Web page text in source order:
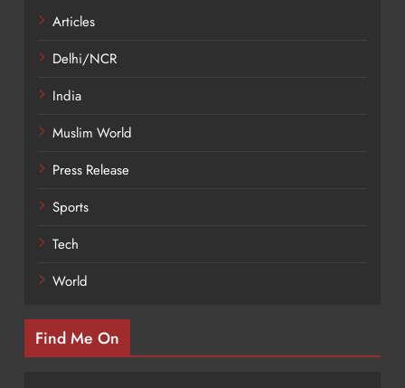
Articles
Delhi/NCR
India
Muslim World
Press Release
Sports
Tech
World
Find Me On